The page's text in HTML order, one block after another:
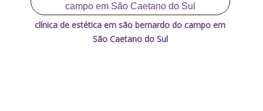
clínica de estética em são bernardo do campo em
São Caetano do Sul